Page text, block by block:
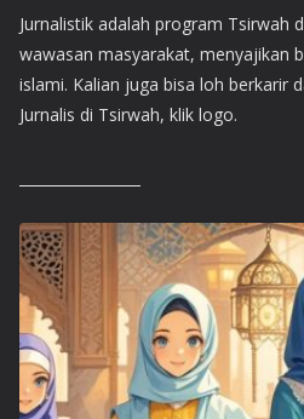
Jurnalistik adalah program Tsirwah
wawasan masyarakat, menyajikan
islami. Kalian juga bisa loh berkarir
Jurnalis di Tsirwah, klik logo.